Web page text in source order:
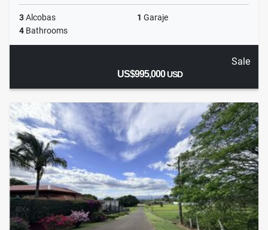
3Alcobas 1 Garaje
4 Bathrooms
Sale
US$995,000USD